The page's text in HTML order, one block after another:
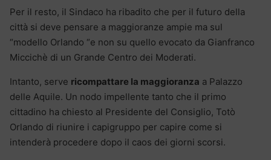
Per il resto, il Sindaco ha ribadito che per il futuro della
città si deve pensare a maggioranze ampie ma sul
“modello Orlando “e non su quello evocato da Gianfranco
Miccichè di un Grande Centro dei Moderati.
Intanto, serve ricompattare la maggioranza a Palazzo
delle Aquile. Un nodo impellente tanto che il primo
cittadino ha chiesto al Presidente del Consiglio, Totò
Orlando di riunire i capigruppo per capire come si
intenderà procedere dopo il caos dei giorni scorsi.